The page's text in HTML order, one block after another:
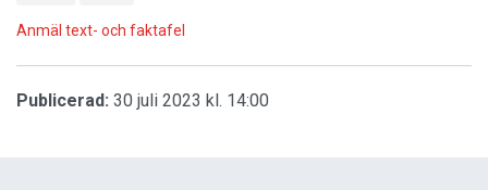
Anmäl text- och faktafel
Publicerad: 30 juli 2023 kl. 14:00